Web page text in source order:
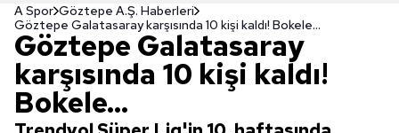
A Spor Göztepe A.Ş. Haberleri
Göztepe Galatasaray karşısında 10 kişi kaldı! Bokele...
Göztepe Galatasaray
karşısında 10 kişi kaldı!
Bokele...